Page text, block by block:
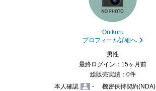
Onikuru
プロフィール詳細へ
男性
最終ログイン：15ヶ月前
総販売実績：0件
本人確認
- 機密保持契約(NDA)